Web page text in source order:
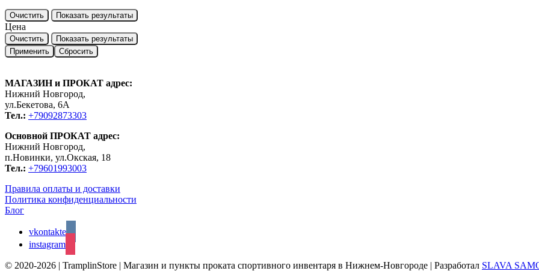
Очистить Показать результаты
Цена
Очистить
Показать результаты
Применить
Сбросить
МАГАЗИН и ПРОКАТ адрес:
Нижний Новгород,
ул.Бекетова, 6А
Тел.: +79092873303
Основной ПРОКАТ адрес:
Нижний Новгород,
п.Новинки, ул.Окская, 18
Тел.: +79601993003
Правила оплаты и доставки
Политика конфиденциальности
Блог
vkontakte
instagram
© 2020-2026 | TramplinStore | Магазин и пункты проката спортивного инвентаря в Нижнем-Новгороде | Разработал SLAVA